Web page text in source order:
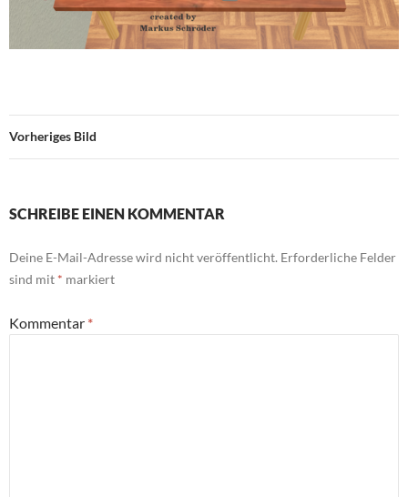
Vorheriges Bild
SCHREIBE EINEN KOMMENTAR
Deine E-Mail-Adresse wird nicht veröffentlicht. Erforderliche Felder
sind mit * markiert
Kommentar *